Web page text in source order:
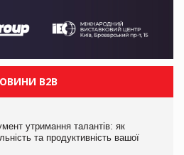
B2B
утримання талантів: як
та продуктивність вашої